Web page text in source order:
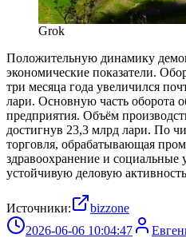
Grok
Положительную динамику
экономические показатели.
три месяца года увеличился
лари. Основную часть оборота
предприятия. Объём
достигнув 23,3 млрд лари. По
торговля, обрабатывающая
здравоохранение и социальные
устойчивую деловую
Источники:
bizzone
2026-06-06 10:04:47